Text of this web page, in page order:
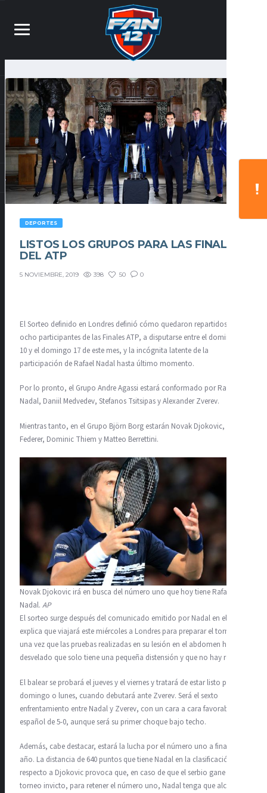
DEPORTES
LISTOS LOS GRUPOS PARA LAS FINALES
DEL ATP
5 NOVIEMBRE, 2019 398 50 0
El Sorteo definido en Londres definió cómo quedaron repartidos los
ocho participantes de las Finales ATP, a disputarse entre el domingo
10 y el domingo 17 de este mes, y la incógnita latente de la
participación de Rafael Nadal hasta último momento.
Por lo pronto, el Grupo Andre Agassi estará conformado por Rafael
Nadal, Daniil Medvedev, Stefanos Tsitsipas y Alexander Zverev.
Mientras tanto, en el Grupo Björn Borg estarán Novak Djokovic, Roger
Federer, Dominic Thiem y Matteo Berrettini.
Novak Djokovic irá en busca del número uno que hoy tiene Rafael
Nadal. AP
El sorteo surge después del comunicado emitido por Nadal en el que
explica que viajará este miércoles a Londres para preparar el torneo,
una vez que las pruebas realizadas en su lesión en el abdomen han
desvelado que solo tiene una pequeña distensión y que no hay rotura.
El balear se probará el jueves y el viernes y tratará de estar listo para el
domingo o lunes, cuando debutará ante Zverev. Será el sexto
enfrentamiento entre Nadal y Zverev, con un cara a cara favorable al
español de 5-0, aunque será su primer choque bajo techo.
Además, cabe destacar, estará la lucha por el número uno a final de
año. La distancia de 640 puntos que tiene Nadal en la clasificación
respecto a Djokovic provoca que, en caso de que el serbio gane el
torneo invicto, para retener el número uno, Nadal tenga que alcanzar